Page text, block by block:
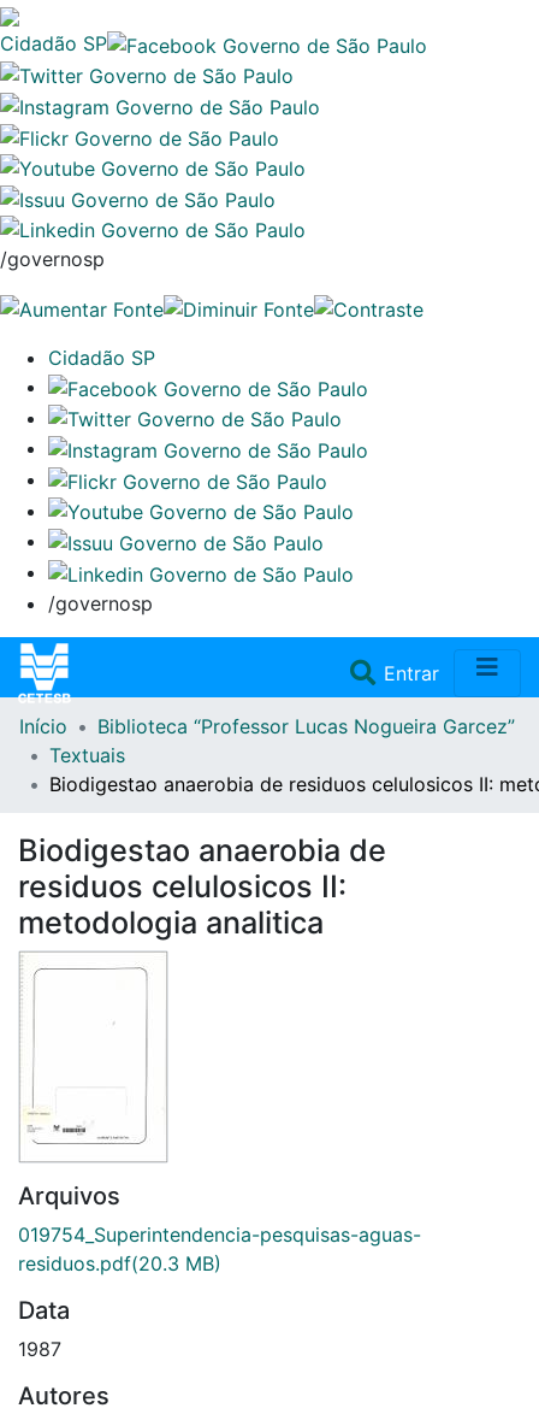
Cidadão SP
/governosp
Cidadão SP
/governosp
Entrar(current)
Home
Repositório
Doações/Aquisições
Início
Biblioteca “Professor Lucas Nogueira Garcez”
Textuais
Biodigestao anaerobia de residuos celulosicos II:
Biodigestao anaerobia de
residuos celulosicos II:
metodologia analitica
Arquivos
019754_Superintendencia-pesquisas-aguas-
residuos.pdf(20.3 MB)
Data
1987
Autores